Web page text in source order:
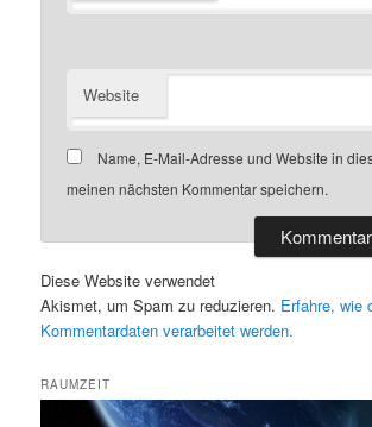
Website
Name, E-Mail-Adresse und Website in
meinen nächsten Kommentar speichern.
Diese Website verwendet
Akismet, um Spam zu reduzieren. Erfahre, wie
Kommentardaten verarbeitet werden.
RAUMZEIT